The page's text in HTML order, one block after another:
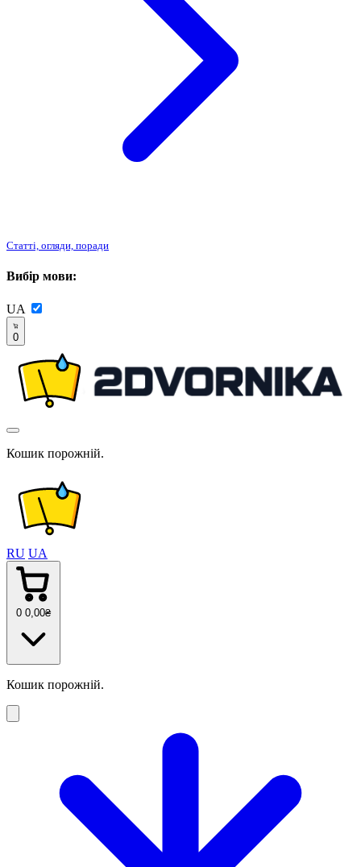
Статті, огляди, поради
Вибір мови:
UA
0
Кошик порожній.
RU UA
0 0 ,00₴
Кошик порожній.